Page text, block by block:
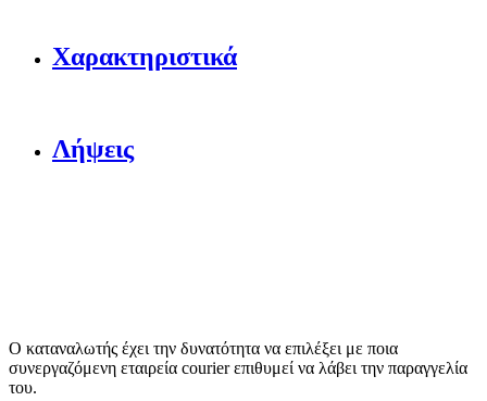
Χαρακτηριστικά
Λήψεις
Ο καταναλωτής έχει την δυνατότητα να επιλέξει με ποια
συνεργαζόμενη εταιρεία courier επιθυμεί να λάβει την παραγγελία
του.